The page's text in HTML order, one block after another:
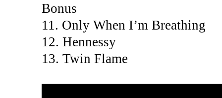
Bonus
11. Only When I’m Breathing
12. Hennessy
13. Twin Flame